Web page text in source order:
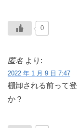
0
匿名 より:
2022 年 1 月 9 日 7:47
棚卸される前って
か？